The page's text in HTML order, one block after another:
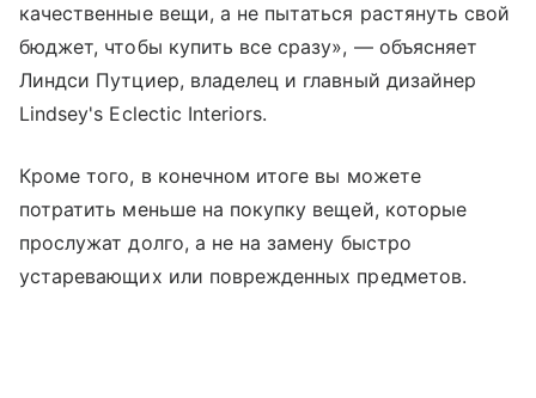
качественные вещи, а не пытаться растянуть свой
бюджет, чтобы купить все сразу», — объясняет
Линдси Путциер, владелец и главный дизайнер
Lindsey's Eclectic Interiors.
Кроме того, в конечном итоге вы можете
потратить меньше на покупку вещей, которые
прослужат долго, а не на замену быстро
устаревающих или поврежденных предметов.